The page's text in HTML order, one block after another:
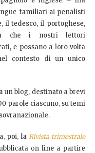
familiari ai penalisti
il tedesco, il portoghese,
che i nostri lettori
e possano a loro volta
contesto di un unico
un blog, destinato a brevi
parole ciascuno, su temi
poi, la Rivista trimestrale
on line a partire